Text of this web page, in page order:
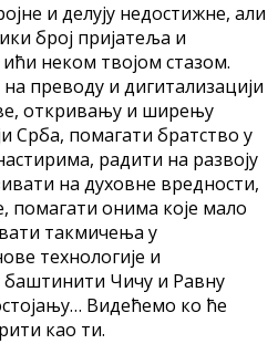
и делују недостижне, али
број пријатеља и
неком твојом стазом.
преводу и дигитализацији
откривању и ширењу
Срба, помагати братство у
радити на развоју
на духовне вредности,
помагати онима које мало
такмичења у
технологије и
Чичу и Равну
Видећемо ко ће
као ти.